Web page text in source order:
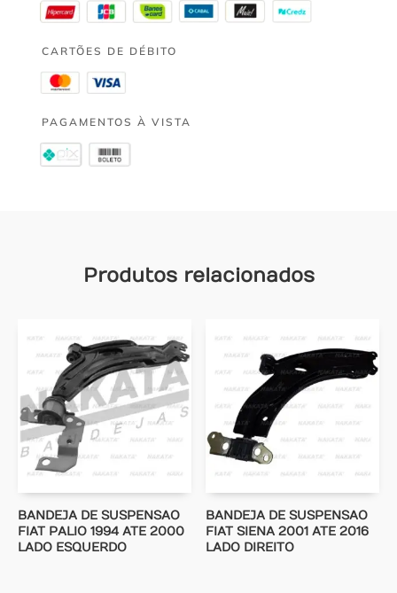
CARTÕES DE DÉBITO
PAGAMENTOS À VISTA
Produtos relacionados
BANDEJA DE SUSPENSAO
FIAT PALIO 1994 ATE 2000
LADO ESQUERDO
BANDEJA DE SUSPENSAO
FIAT SIENA 2001 ATE 2016
LADO DIREITO